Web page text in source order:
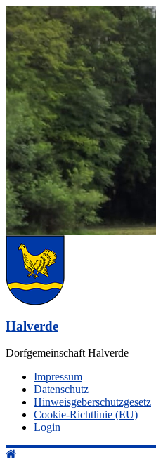
Halverde
Dorfgemeinschaft Halverde
Impressum
Datenschutz
Hinweisgeberschutzgesetz
Cookie-Richtlinie (EU)
Login